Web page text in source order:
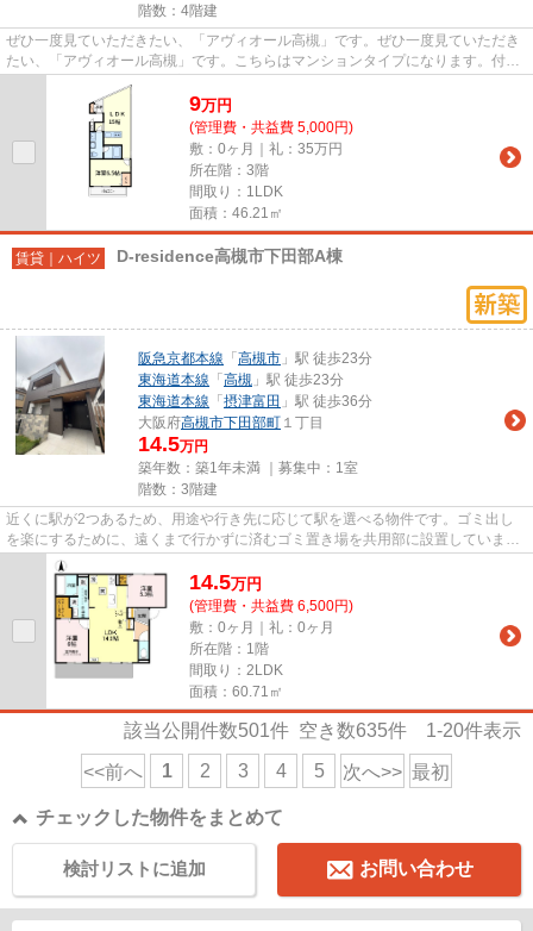
階数：4階建
ぜひ一度見ていただきたい、「アヴィオール高槻」です。ぜひ一度見ていただき
たい、「アヴィオール高槻」です。こちらはマンションタイプになります。付近
に駅が2駅あり、行き先に応じ...
9万円
(管理費・共益費 5,000円)
敷：0ヶ月｜礼：35万円
所在階：3階
間取り：1LDK
面積：46.21㎡
賃貸｜ハイツ D-residence高槻市下田部A棟
阪急京都本線 「 高槻市 」駅 徒歩23分
東海道本線 「 高槻 」駅 徒歩23分
東海道本線 「 摂津富田 」駅 徒歩36分
大阪府高槻市下田部町 １丁目
14.5万円
築年数：築1年未満 ｜募集中： 1室
階数：3階建
近くに駅が2つあるため、用途や行き先に応じて駅を選べる物件です。ゴミ出し
を楽にするために、遠くまで行かずに済むゴミ置き場を共用部に設置していま
す。こちらの物件には自走式駐車...
14.5万円
(管理費・共益費 6,500円)
敷：0ヶ月｜礼：0ヶ月
所在階：1階
間取り：2LDK
面積：60.71㎡
該当公開件数501件 空き数635件 1-20件表示
<<前へ 1 2 3 4 5 次へ>> 最初
チェックした物件をまとめて
お問い合わせ
検討リストに追加